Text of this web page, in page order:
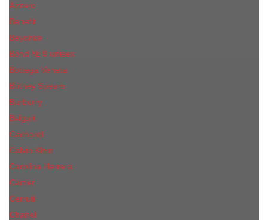
Azzaro
Benefit
Beyonce
Bond № 9 unisex
Bottega Veneta
Britney Spears
Burberry
Bvlgari
Cacharel
Calvin Klein
Carolina Herrera
Cartier
Cerruti
Сhanеl